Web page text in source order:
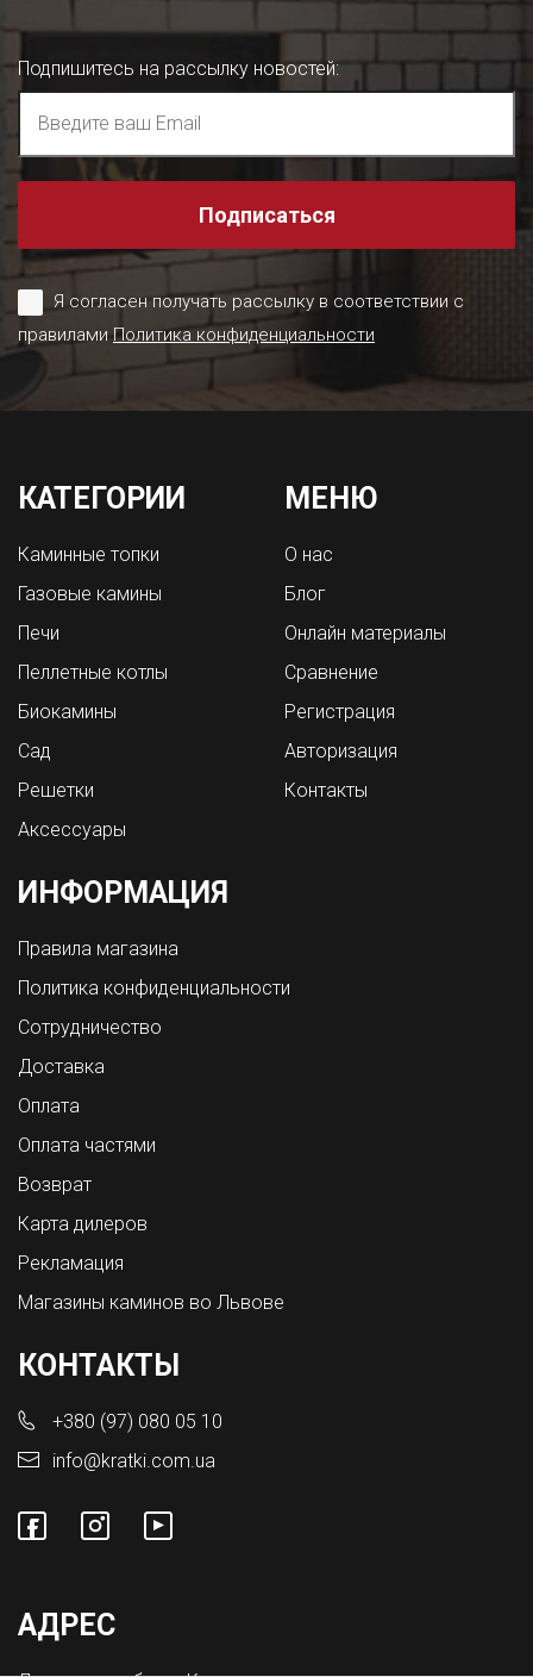
Подпишитесь на рассылку новостей:
Подписаться
Я согласен получать рассылку в соответствии с
правиламиПолитика конфиденциальности
КАТЕГОРИИ
Каминные топки
Газовые камины
Печи
Пеллетные котлы
Биокамины
Сад
Решетки
Аксессуары
МЕНЮ
О нас
Блог
Онлайн материалы
Сравнение
Регистрация
Авторизация
Контакты
ИНФОРМАЦИЯ
Правила магазина
Политика конфиденциальности
Сотрудничество
Доставка
Оплата
Оплата частями
Возврат
Карта дилеров
Рекламация
Магазины каминов во Львове
КОНТАКТЫ
+380 (97) 080 05 10
info@kratki.com.ua
АДРЕС